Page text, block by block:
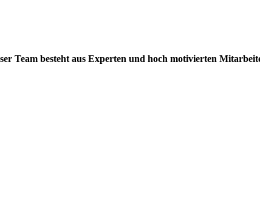
Team besteht aus Experten und hoch motivierten